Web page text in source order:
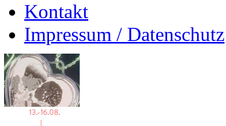
Kontakt
Impressum / Datenschutz